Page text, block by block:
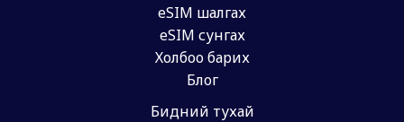
eSIM шалгах
eSIM сунгах
Холбоо барих
Блог
Бидний тухай